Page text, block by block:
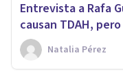
Entrevista a Rafa
causan TDAH,
Natalia Pérez
edad?
Sara Martínez